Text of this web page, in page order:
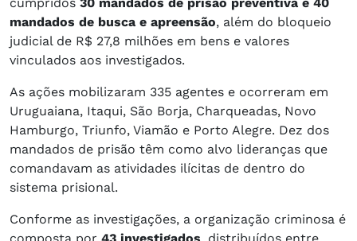
mandados de busca e apreensão, além do bloqueio
judicial de R$ 27,8 milhões em bens e valores
vinculados aos investigados.
As ações mobilizaram 335 agentes e ocorreram em
Uruguaiana, Itaqui, São Borja, Charqueadas, Novo
Hamburgo, Triunfo, Viamão e Porto Alegre. Dez dos
mandados de prisão têm como alvo lideranças que
comandavam as atividades ilícitas de dentro do
sistema prisional.
Conforme as investigações, a organização criminosa é